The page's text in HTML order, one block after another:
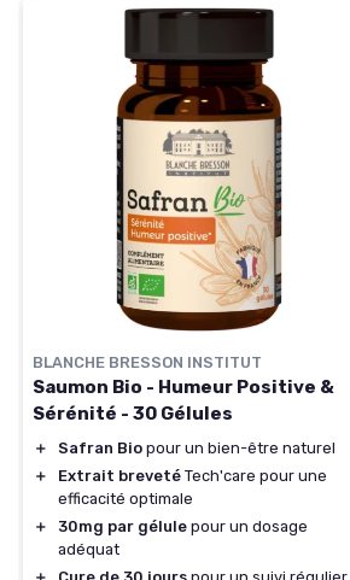
BLANCHE BRESSON INSTITUT
Saumon Bio - Humeur Positive &
Sérénité - 30 Gélules
＋ Safran Bio pour un bien-être naturel
＋
Extrait breveté Tech'care pour une
efficacité optimale
＋
30mg par gélule pour un dosage
adéquat